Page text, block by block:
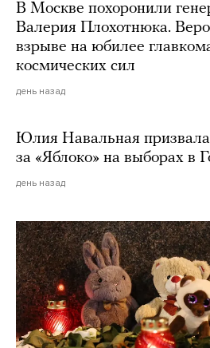
В Москве похоронили
Валерия Плохотнюка.
взрыве на юбилее
космических сил
день назад
Юлия Навальная призвала
за «Яблоко» на выборах в
день назад